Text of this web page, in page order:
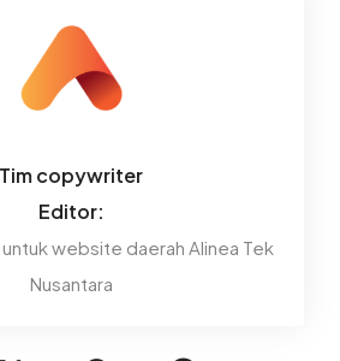
Tim copywriter
Editor:
website daerah Alinea Tek
Nusantara